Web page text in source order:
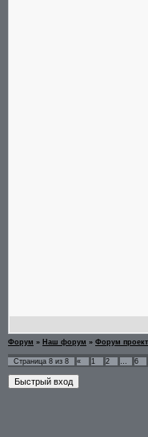
Форум » Наш форум » Форум
Страница 8 из 8 « 1 2 … 6